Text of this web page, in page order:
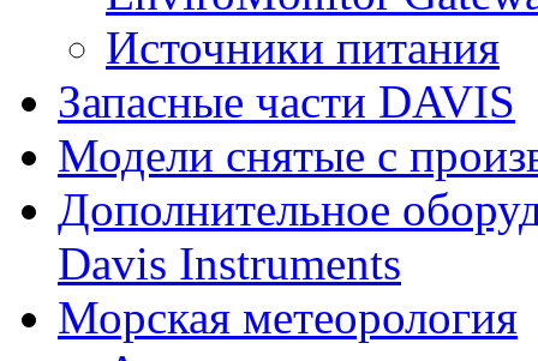
Источники питания
Запасные части DAVIS
Модели снятые с
Дополнительное
Davis Instruments
Морская метеорология